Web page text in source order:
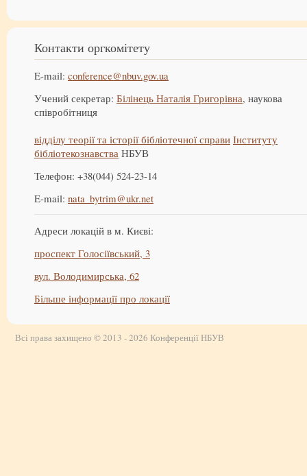
Контакти оргкомітету
E-mail: conference@nbuv.gov.ua
Учений секретар: Білінець Наталія Григорівна, наукова
співробітниця
відділу теорії та історії бібліотечної справи Інституту
бібліотекознавства НБУВ
Телефон: +38(044) 524-23-14
E-mail: nata_bytrim@ukr.net
Адреси локацій в м. Києві:
проспект Голосіївський, 3
вул. Володимирська, 62
Більше інформації про локації
Всі права захищено © 2013 - 2026 Конференції НБУВ